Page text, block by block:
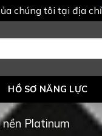
chúng tôi tại địa
HỒ SƠ NĂNG LỰC
Platinum